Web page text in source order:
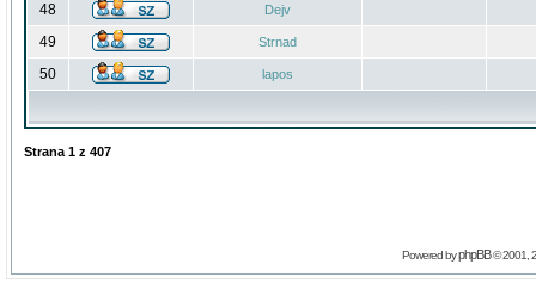
48 Dejv
49 Strnad
50 lapos
Strana 1 z 407
Powered byphpBB© 2001,